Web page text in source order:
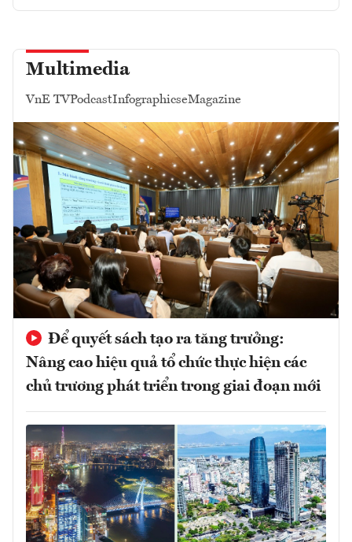
Multimedia
VnE TVPodcastInfographicseMagazine
Để quyết sách tạo ra tăng trưởng:
Nâng cao hiệu quả tổ chức thực hiện các
chủ trương phát triển trong giai đoạn mới